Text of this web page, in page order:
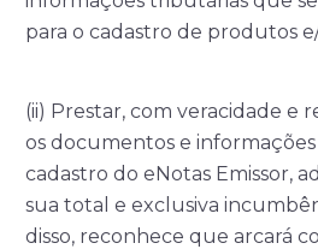
para o cadastro de produtos
(ii) Prestar, com veracidade e
os documentos e informações
cadastro do eNotas Emissor,
sua total e exclusiva
disso, reconhece que arcará